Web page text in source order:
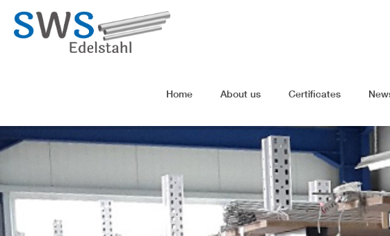
Home About us Certificates